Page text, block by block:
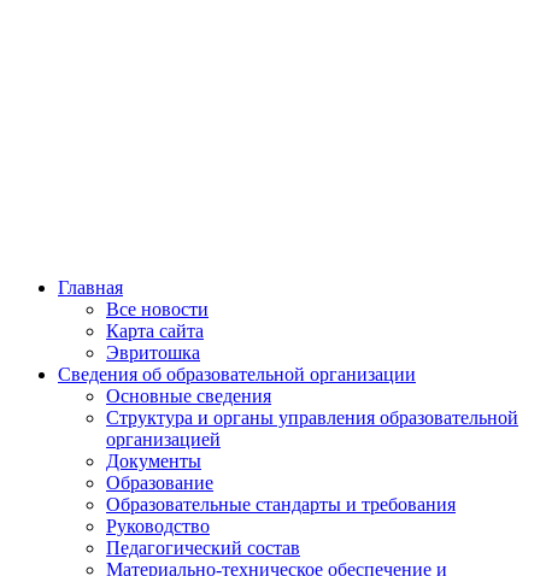
Главная
Все новости
Карта сайта
Эвритошка
Сведения об образовательной организации
Основные сведения
Структура и органы управления образовательной
организацией
Документы
Образование
Образовательные стандарты и требования
Руководство
Педагогический состав
Материально-техническое обеспечение и